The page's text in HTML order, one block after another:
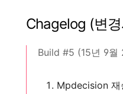
Chagelog (변
Build #5 (15년 9월
Mpdecision